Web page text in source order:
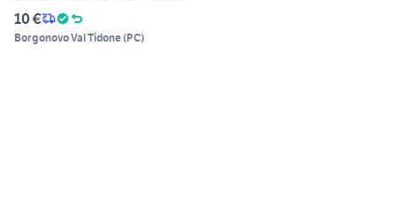
10 €
Borgonovo Val Tidone(PC)